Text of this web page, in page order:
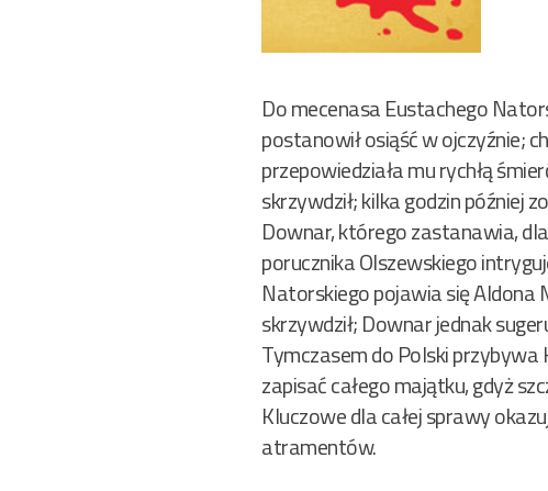
Do mecenasa Eustachego
postanowił osiąść w ojczyźnie;
przepowiedziała mu rychłą
skrzywdził; kilka godzin później
Downar, którego zastanawia,
porucznika Olszewskiego
Natorskiego pojawia się Aldona
skrzywdził; Downar jednak
Tymczasem do Polski przybywa
zapisać całego majątku, gdyż
Kluczowe dla całej sprawy
atramentów.